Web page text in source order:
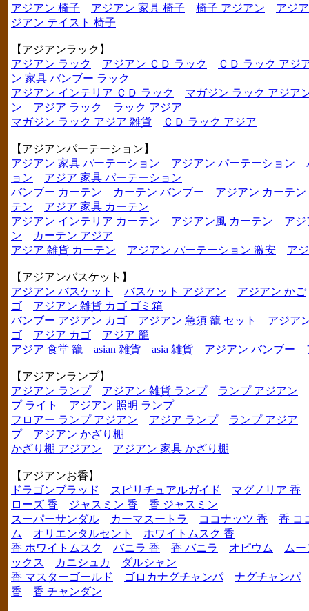
アジアン 椅子
アジアン 家具 椅子 椅子 アジアン
アジ
ジアン テイスト 椅子
【アジアンラック】
アジアン ラック
アジアン ＣＤ ラック
ＣＤ ラック アジ
ン 家具 バンブー ラック
アジアン インテリア ＣＤ ラック
マガジン ラック アジア
ン
アジア ラック
ラック アジア
マガジン ラック アジア 雑貨
ＣＤ ラック アジア
【アジアンパーテーション】
アジアン 家具 パーテーション
アジアン パーテーション
ョン
アジア 家具 パーテーション
バンブー カーテン
カーテン バンブー
アジアン カーテン
テン
アジア 家具 カーテン
アジアン インテリア カーテン
アジアン風 カーテン
アジ
ン
カーテン アジア
アジア 雑貨 カーテン
アジアン パーテーション 激安 ア
【アジアンバスケット】
アジアン バスケット
バスケット アジアン
アジアン かご
ゴ
アジアン 雑貨 カゴ ゴミ箱
バンブー アジアン カゴ
アジアン 急須 籠 セット
アジア
ゴ
アジア カゴ
アジア 籠
アジア 食堂 籠
asian 雑貨 asia 雑貨 アジアン バンブー
【アジアンランプ】
アジアン ランプ
アジアン 雑貨 ランプ
ランプ アジアン
プ ライト
アジアン 照明 ランプ
フロアー ランプ アジアン
アジア ランプ
ランプ アジア
プ
アジアン かざり棚
かざり棚 アジアン
アジアン 家具 かざり棚
【アジアンお香】
ドラゴンブラッド
スピリチュアルガイド
マグノリア 香
ローズ 香
ジャスミン 香
香 ジャスミン
スーパーサンダル
カーマスートラ ココナッツ 香
香 コ
ム
オリエンタルセント
ホワイトムスク 香
香 ホワイトムスク
バニラ 香 香 バニラ オピウム
ムー
ックス
カニシュカ
ダルシャン
香 マスターゴールド
ゴロカナグチャンパ
ナグチャンパ
香
香 チャンダン